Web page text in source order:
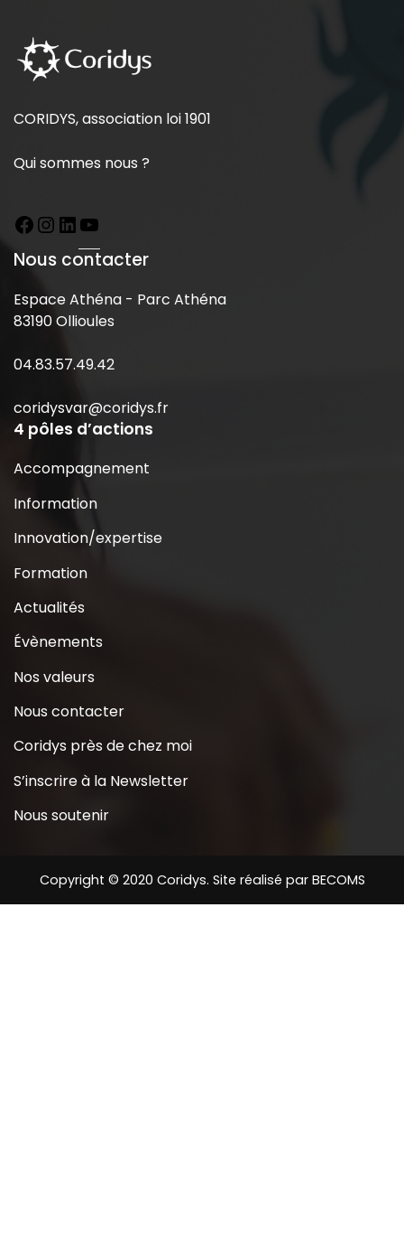
CORIDYS, association loi 1901
Qui sommes nous ?
Nous contacter
Espace Athéna - Parc Athéna
83190 Ollioules
04.83.57.49.42
coridysvar@coridys.fr
4 pôles d’actions
Accompagnement
Information
Innovation/expertise
Formation
Actualités
Évènements
Nos valeurs
Nous contacter
Coridys près de chez moi
S’inscrire à la Newsletter
Nous soutenir
Copyright © 2020 Coridys. Site réalisé par BECOMS